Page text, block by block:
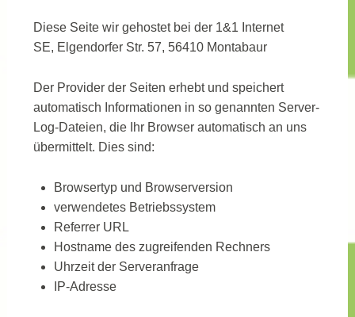
Diese Seite wir gehostet bei der 1&1 Internet
SE, Elgendorfer Str. 57, 56410 Montabaur
Der Provider der Seiten erhebt und speichert
automatisch Informationen in so genannten Server-
Log-Dateien, die Ihr Browser automatisch an uns
übermittelt. Dies sind:
Browsertyp und Browserversion
verwendetes Betriebssystem
Referrer URL
Hostname des zugreifenden Rechners
Uhrzeit der Serveranfrage
IP-Adresse